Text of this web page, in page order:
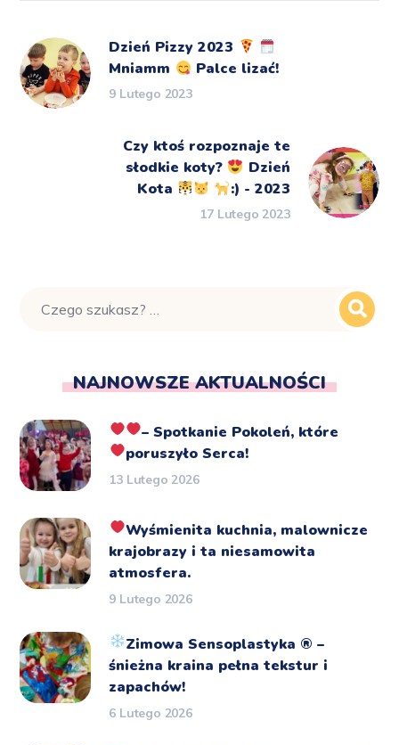
Dzień Pizzy 2023
Mniamm
Palce lizać!
9 Lutego 2023
Czy ktoś rozpoznaje te
słodkie koty?
Dzień
Kota
:) - 2023
17 Lutego 2023
NAJNOWSZE AKTUALNOŚCI
– Spotkanie Pokoleń, które
poruszyło Serca!
13 Lutego 2026
Wyśmienita kuchnia, malownicze
krajobrazy i ta niesamowita
atmosfera.
9 Lutego 2026
Zimowa Sensoplastyka ®️ –
śnieżna kraina pełna tekstur i
zapachów!
6 Lutego 2026